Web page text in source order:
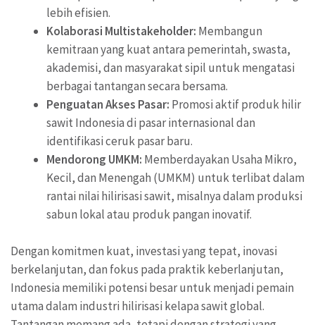
lebih efisien.
Kolaborasi Multistakeholder: Membangun
kemitraan yang kuat antara pemerintah, swasta,
akademisi, dan masyarakat sipil untuk mengatasi
berbagai tantangan secara bersama.
Penguatan Akses Pasar: Promosi aktif produk hilir
sawit Indonesia di pasar internasional dan
identifikasi ceruk pasar baru.
Mendorong UMKM: Memberdayakan Usaha Mikro,
Kecil, dan Menengah (UMKM) untuk terlibat dalam
rantai nilai hilirisasi sawit, misalnya dalam produksi
sabun lokal atau produk pangan inovatif.
Dengan komitmen kuat, investasi yang tepat, inovasi
berkelanjutan, dan fokus pada praktik keberlanjutan,
Indonesia memiliki potensi besar untuk menjadi pemain
utama dalam industri hilirisasi kelapa sawit global.